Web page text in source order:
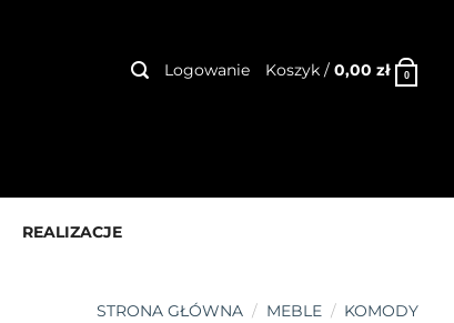
Logowanie Koszyk / 0,00 zł 0
REALIZACJE
STRONA GŁÓWNA / MEBLE / KOMODY